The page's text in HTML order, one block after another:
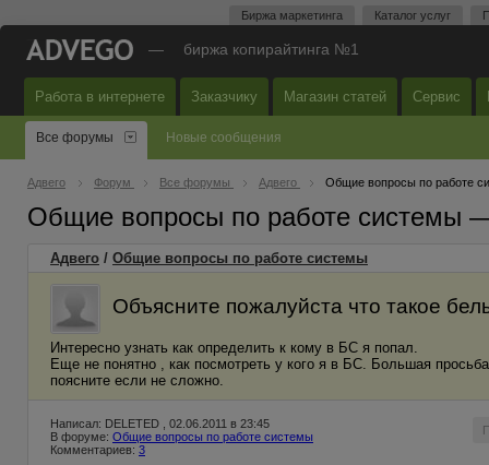
Биржа маркетинга Каталог услуг
— биржа копирайтинга №1
Работа в интернете Заказчику Магазин статей Сервис
Все форумы Новые сообщения
Адвего Форум Все форумы Адвего Общие вопросы по работе
Общие вопросы по работе системы
Адвего / Общие вопросы по работе системы
Объясните пожалуйста что такое
Интересно узнать как определить к кому в БС я попал.
Еще не понятно , как посмотреть у кого я в БС. Большая просьба
поясните если не сложно.
Написал: DELETED , 02.06.2011 в 23:45
В форуме: Общие вопросы по работе системы
Комментариев: 3